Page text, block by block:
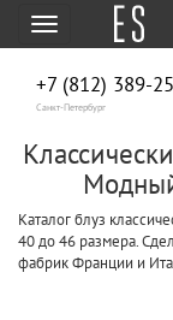
Меню
+7 (812) 389-
Санкт-Петербург
Каталог блуз
40 до 46 размера.
фабрик Франции и